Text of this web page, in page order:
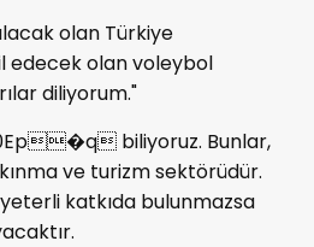
olan Türkiye
edecek olan voleybol
diliyorum."
biliyoruz. Bunlar,
ve turizm sektörüdür.
katkıda bulunmazsa